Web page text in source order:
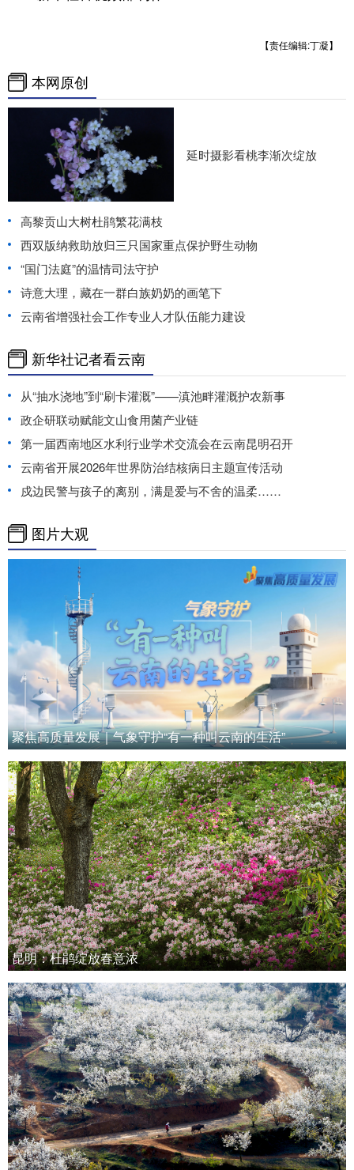
【责任编辑:丁凝】
本网原创
延时摄影看桃李渐次绽放
高黎贡山大树杜鹃繁花满枝
西双版纳救助放归三只国家重点保护野生动物
“国门法庭”的温情司法守护
诗意大理，藏在一群白族奶奶的画笔下
云南省增强社会工作专业人才队伍能力建设
新华社记者看云南
从“抽水浇地”到“刷卡灌溉”——滇池畔灌溉护农新事
政企研联动赋能文山食用菌产业链
第一届西南地区水利行业学术交流会在云南昆明召开
云南省开展2026年世界防治结核病日主题宣传活动
戍边民警与孩子的离别，满是爱与不舍的温柔……
图片大观
聚焦高质量发展｜气象守护“有一种叫云南的生活”
昆明：杜鹃绽放春意浓